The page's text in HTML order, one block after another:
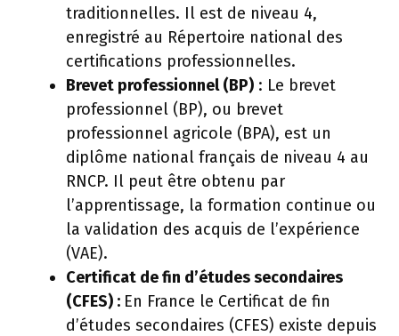
traditionnelles. Il est de niveau 4,
enregistré au Répertoire national des
certifications professionnelles.
Brevet professionnel (BP) : Le brevet
professionnel (BP), ou brevet
professionnel agricole (BPA), est un
diplôme national français de niveau 4 au
RNCP. Il peut être obtenu par
l’apprentissage, la formation continue ou
la validation des acquis de l’expérience
(VAE).
Certificat de fin d’études secondaires
(CFES) : En France le Certificat de fin
d’études secondaires (CFES) existe depuis